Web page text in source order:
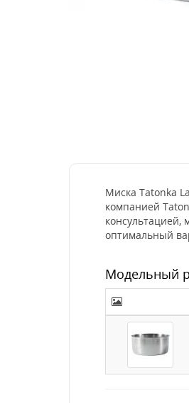
Миска Tatonka
компанией
оптимальный
Модельный